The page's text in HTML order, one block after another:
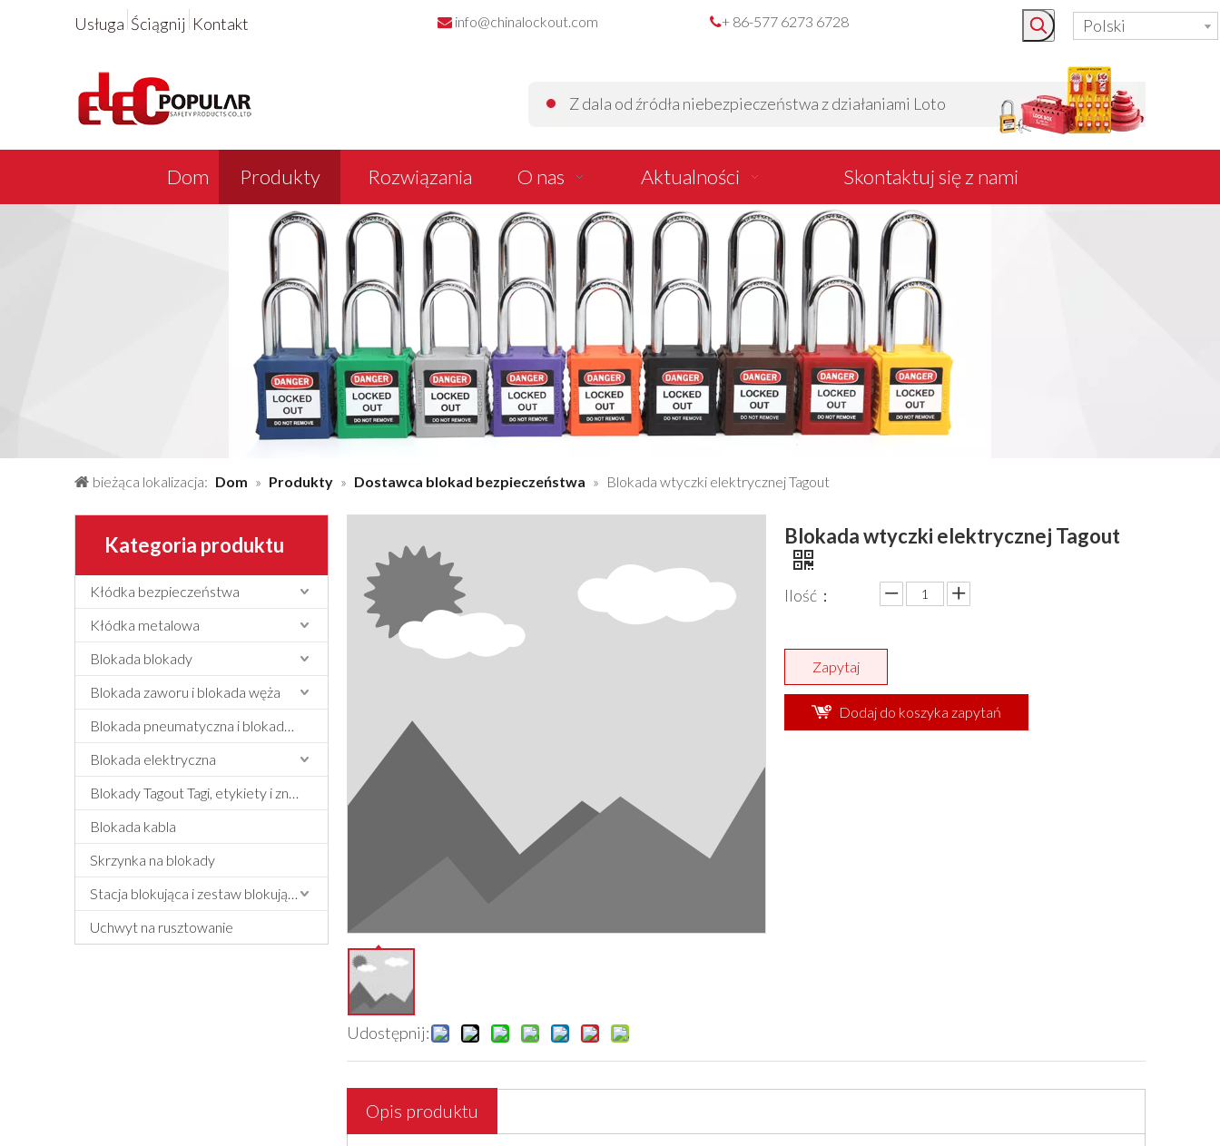
Usługa Ściągnij Kontakt  info@chinalockout.com + 86-577 6273 6728 Polski
Z dala od źródła niebezpieczeństwa z działaniami Loto
Dom Produkty Rozwiązania O nas Aktualności Skontaktuj się z nami
bieżąca lokalizacja: Dom » Produkty » Dostawca blokad bezpieczeństwa » Blokada wtyczki elektrycznej Tagout
Kategoria produktu
Kłódka bezpieczeństwa
Kłódka metalowa
Blokada blokady
Blokada zaworu i blokada węża
Blokada pneumatyczna i blokada cylindra
Blokada elektryczna
Blokady Tagout Tagi, etykiety i znak
Blokada kabla
Skrzynka na blokady
Stacja blokująca i zestaw blokujący
Uchwyt na rusztowanie
Udostępnij:
Blokada wtyczki elektrycznej Tagout
Ilość：
Zapytaj
Dodaj do koszyka zapytań
Opis produktu